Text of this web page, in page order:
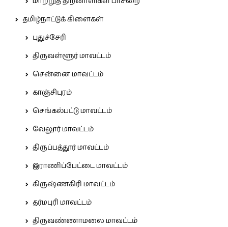
தமிழ்நாட்டுக் கிளைகள்
புதுச்சேரி
திருவள்ளூர் மாவட்டம்
சென்னை மாவட்டம்
காஞ்சிபுரம்
செங்கல்பட்டு மாவட்டம்
வேலூர் மாவட்டம்
திருப்பத்தூர் மாவட்டம்
இராணிப்பேட்டை மாவட்டம்
கிருஷ்ணகிரி மாவட்டம்
தர்மபுரி மாவட்டம்
திருவண்ணாமலை மாவட்டம்